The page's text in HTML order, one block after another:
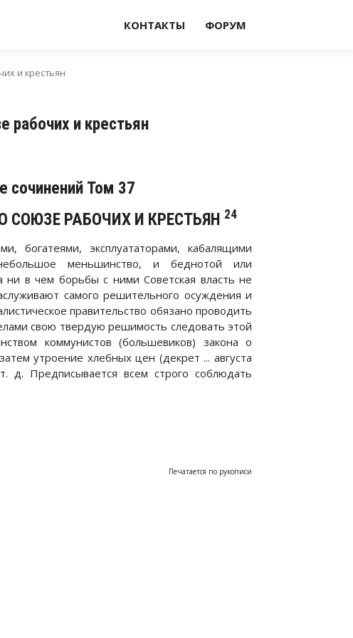
КОНТАКТЫ ФОРУМ
и крестьян
и крестьян
сочинений Том 37
РАБОЧИХ И КРЕСТЬЯН 24
богатеями, эксплуататорами, кабалящими
меньшинство, и беднотой или
ни в чем борьбы с ними Советская власть не
самого решительного осуждения и
правительство обязано проводить
свою твердую решимость следовать этой
коммунистов (большевиков) закона о
утроение хлебных цен (декрет ... августа
д. Предписывается всем строго соблюдать
Печатается по рукописи